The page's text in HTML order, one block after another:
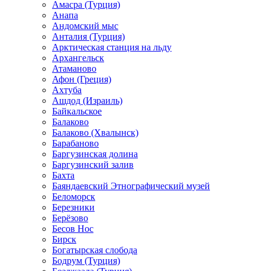
Амасра (Турция)
Анапа
Андомский мыс
Анталия (Турция)
Арктическая станция на льду
Архангельск
Атаманово
Афон (Греция)
Ахтуба
Ашдод (Израиль)
Байкальское
Балаково
Балаково (Хвалынск)
Барабаново
Баргузинская долина
Баргузинский залив
Бахта
Баяндаевский Этнографический музей
Беломорск
Березники
Берёзово
Бесов Нос
Бирск
Богатырская слобода
Бодрум (Турция)